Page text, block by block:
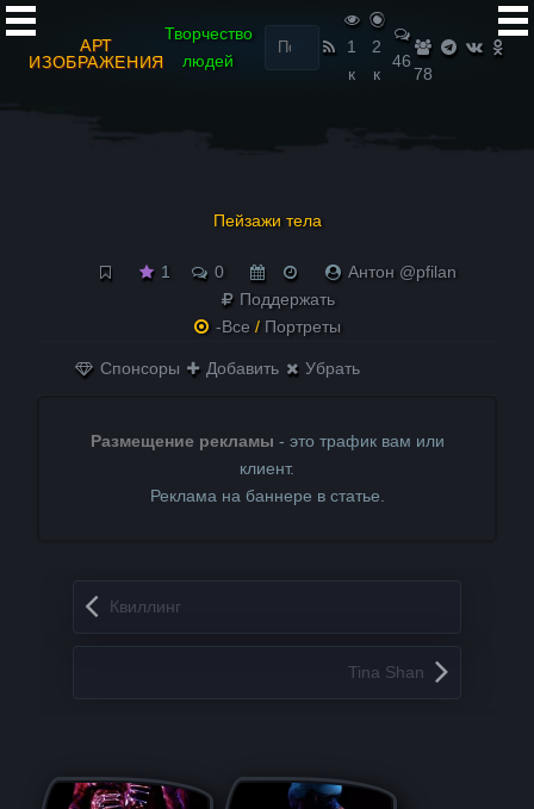
АРТ
ИЗОБРАЖЕНИЯ
Творчество
людей
Найти:
1
к
2
к
46
78
Пейзажи тела
1 0
Антон @pfilan
Поддержать
-Все / Портреты
Спонсоры Добавить Убрать
Размещение рекламы - это трафик вам или
клиент.
Реклама на баннере в статье.
Запись навигация
Квиллинг
Tina Shan